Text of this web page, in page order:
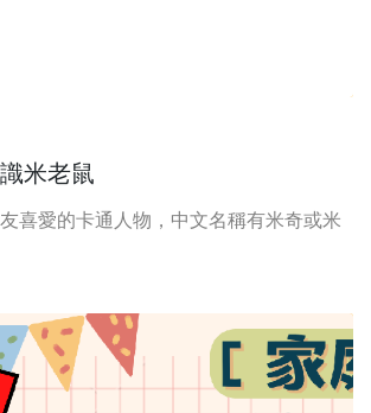
米老鼠
喜愛的卡通人物，中文名稱有米奇或米